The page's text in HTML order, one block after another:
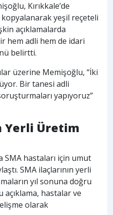
Kırıkkale’de
yeşil reçeteli
açıklamalarda
hem adli hem de idari
belirtti.
üzerine Memişoğlu, “İki
Bir tanesi adli
yapıyoruz”
Yerli Üretim
SMA hastaları için umut
SMA ilaçlarının yerli
yıl sonuna doğru
açıklama, hastalar ve
olarak